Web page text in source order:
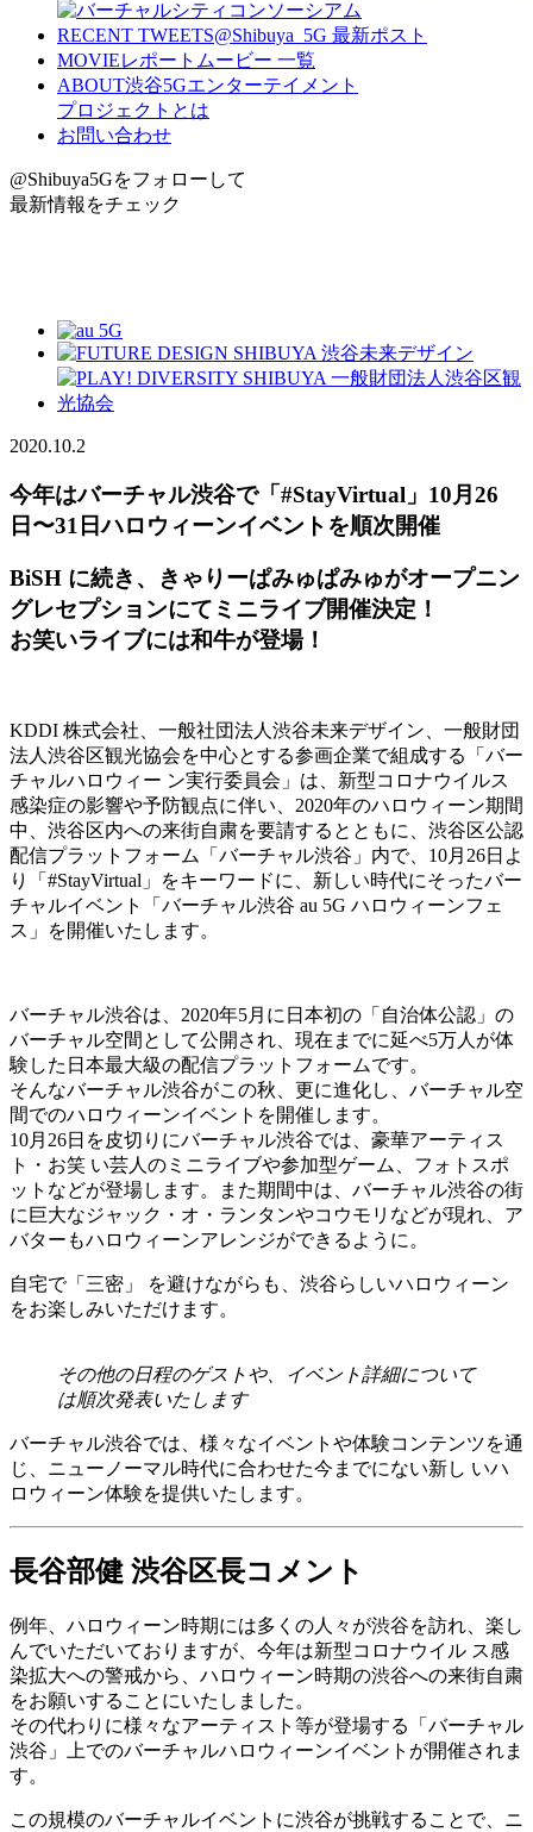
RECENT TWEETS@Shibuya_5G 最新ポスト
MOVIEレポートムービー 一覧
ABOUT渋谷5Gエンターテイメント
プロジェクトとは
お問い合わせ
@Shibuya5Gをフォローして
最新情報をチェック
2020.10.2
今年はバーチャル渋谷で「#StayVirtual」10月26
日〜31日ハロウィーンイベントを順次開催
BiSH に続き、きゃりーぱみゅぱみゅがオープニン
グレセプションにてミニライブ開催決定！
お笑いライブには和牛が登場！
KDDI 株式会社、一般社団法人渋谷未来デザイン、一般財団
法人渋谷区観光協会を中心とする参画企業で組成する「バー
チャルハロウィー ン実行委員会」は、新型コロナウイルス
感染症の影響や予防観点に伴い、2020年のハロウィーン期間
中、渋谷区内への来街自粛を要請するとともに、渋谷区公認
配信プラットフォーム「バーチャル渋谷」内で、10月26日よ
り「#StayVirtual」をキーワードに、新しい時代にそったバー
チャルイベント「バーチャル渋谷 au 5G ハロウィーンフェ
ス」を開催いたします。
バーチャル渋谷は、2020年5月に日本初の「自治体公認」の
バーチャル空間として公開され、現在までに延べ5万人が体
験した日本最大級の配信プラットフォームです。
そんなバーチャル渋谷がこの秋、更に進化し、バーチャル空
間でのハロウィーンイベントを開催します。
10月26日を皮切りにバーチャル渋谷では、豪華アーティス
ト・お笑 い芸人のミニライブや参加型ゲーム、フォトスポ
ットなどが登場します。また期間中は、バーチャル渋谷の街
に巨大なジャック・オ・ランタンやコウモリなどが現れ、ア
バターもハロウィーンアレンジができるように。
自宅で「三密」 を避けながらも、渋谷らしいハロウィーン
をお楽しみいただけます。
その他の日程のゲストや、イベント詳細について
は順次発表いたします
バーチャル渋谷では、様々なイベントや体験コンテンツを通
じ、ニューノーマル時代に合わせた今までにない新し いハ
ロウィーン体験を提供いたします。
長谷部健 渋谷区長コメント
例年、ハロウィーン時期には多くの人々が渋谷を訪れ、楽し
んでいただいておりますが、今年は新型コロナウイル ス感
染拡大への警戒から、ハロウィーン時期の渋谷への来街自粛
をお願いすることにいたしました。
その代わりに様々なアーティスト等が登場する「バーチャル
渋谷」上でのバーチャルハロウィーンイベントが開催されま
す。
この規模のバーチャルイベントに渋谷が挑戦することで、ニ